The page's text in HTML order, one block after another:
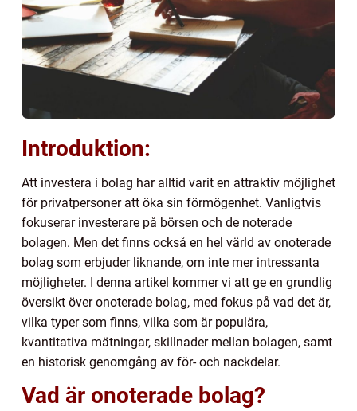
Introduktion:
Att investera i bolag har alltid varit en attraktiv möjlighet
för privatpersoner att öka sin förmögenhet. Vanligtvis
fokuserar investerare på börsen och de noterade
bolagen. Men det finns också en hel värld av onoterade
bolag som erbjuder liknande, om inte mer intressanta
möjligheter. I denna artikel kommer vi att ge en grundlig
översikt över onoterade bolag, med fokus på vad det är,
vilka typer som finns, vilka som är populära,
kvantitativa mätningar, skillnader mellan bolagen, samt
en historisk genomgång av för- och nackdelar.
Vad är onoterade bolag?